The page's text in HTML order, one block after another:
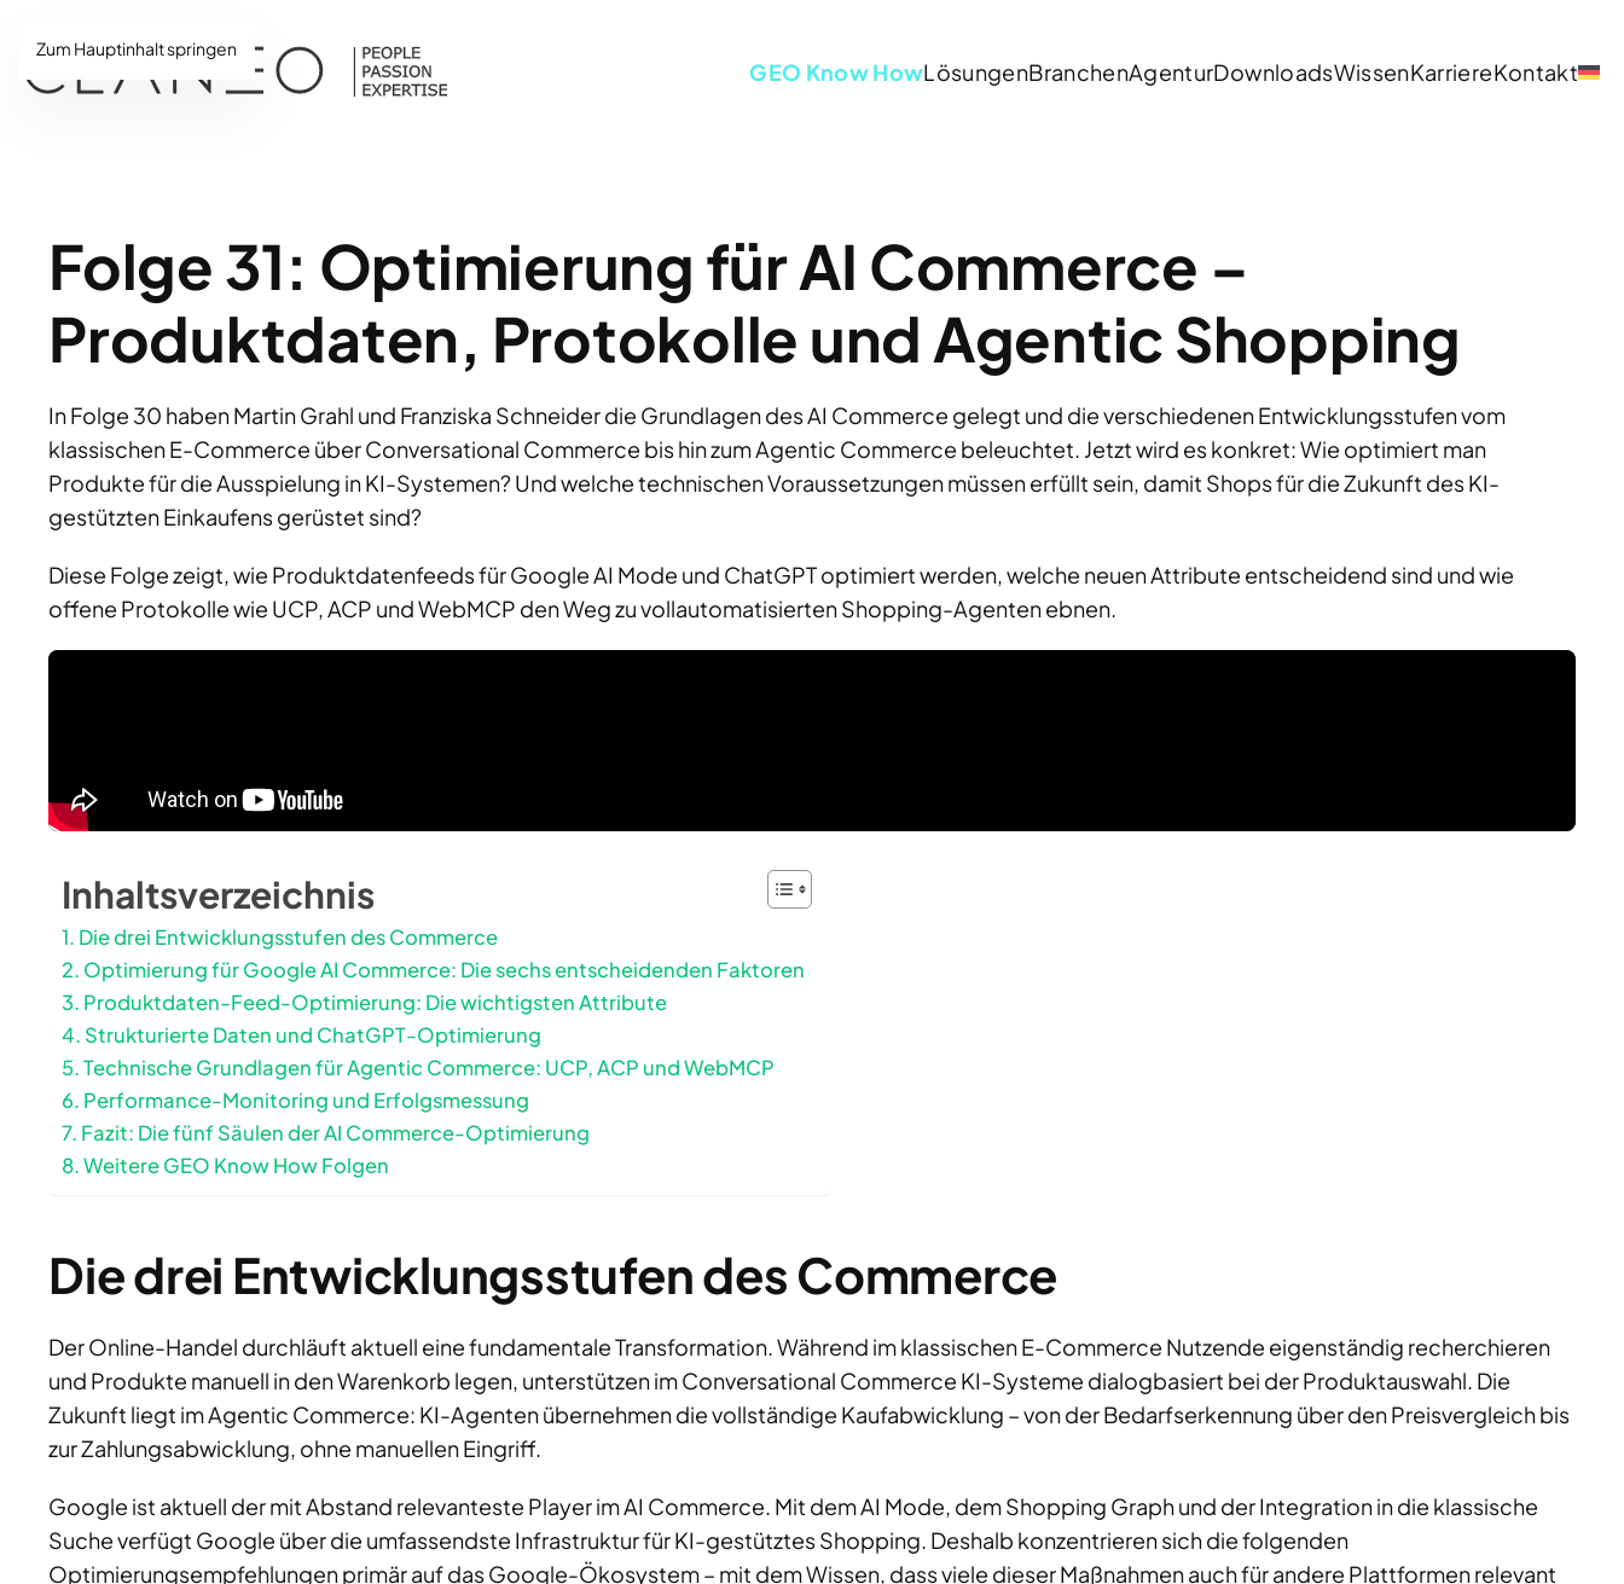
Zum Hauptinhalt springen
GEO Know HowLösungenBranchenAgenturDownloadsWissenKarriereKontakt
Folge 31: Optimierung für AI Commerce –
Produktdaten, Protokolle und Agentic Shopping
In Folge 30 haben Martin Grahl und Franziska Schneider die Grundlagen des AI Commerce gelegt und die verschiedenen Entwicklungsstufen vom
klassischen E-Commerce über Conversational Commerce bis hin zum Agentic Commerce beleuchtet. Jetzt wird es konkret: Wie optimiert man
Produkte für die Ausspielung in KI-Systemen? Und welche technischen Voraussetzungen müssen erfüllt sein, damit Shops für die Zukunft des KI-
gestützten Einkaufens gerüstet sind?
Diese Folge zeigt, wie Produktdatenfeeds für Google AI Mode und ChatGPT optimiert werden, welche neuen Attribute entscheidend sind und wie
offene Protokolle wie UCP, ACP und WebMCP den Weg zu vollautomatisierten Shopping-Agenten ebnen.
Inhaltsverzeichnis
Die drei Entwicklungsstufen des Commerce
Optimierung für Google AI Commerce: Die sechs entscheidenden Faktoren
Produktdaten-Feed-Optimierung: Die wichtigsten Attribute
Strukturierte Daten und ChatGPT-Optimierung
Technische Grundlagen für Agentic Commerce: UCP, ACP und WebMCP
Performance-Monitoring und Erfolgsmessung
Fazit: Die fünf Säulen der AI Commerce-Optimierung
Weitere GEO Know How Folgen
Die drei Entwicklungsstufen des Commerce
Der Online-Handel durchläuft aktuell eine fundamentale Transformation. Während im klassischen E-Commerce Nutzende eigenständig recherchieren
und Produkte manuell in den Warenkorb legen, unterstützen im Conversational Commerce KI-Systeme dialogbasiert bei der Produktauswahl. Die
Zukunft liegt im Agentic Commerce: KI-Agenten übernehmen die vollständige Kaufabwicklung – von der Bedarfserkennung über den Preisvergleich bis
zur Zahlungsabwicklung, ohne manuellen Eingriff.
Google ist aktuell der mit Abstand relevanteste Player im AI Commerce. Mit dem AI Mode, dem Shopping Graph und der Integration in die klassische
Suche verfügt Google über die umfassendste Infrastruktur für KI-gestütztes Shopping. Deshalb konzentrieren sich die folgenden
Optimierungsempfehlungen primär auf das Google-Ökosystem – mit dem Wissen, dass viele dieser Maßnahmen auch für andere Plattformen relevant